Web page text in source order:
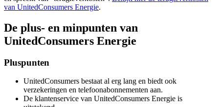
van UnitedConsumers Energie.
De plus- en minpunten van
UnitedConsumers Energie
Pluspunten
UnitedConsumers bestaat al erg lang en biedt ook
verzekeringen en telefoonabonnementen aan.
De klantenservice van UnitedConsumers Energie is